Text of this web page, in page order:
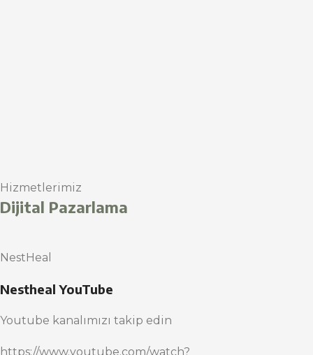
Hizmetlerimiz
Dijital Pazarlama
NestHeal
Nestheal YouTube
Youtube kanalımızı takip edin
https://www.youtube.com/watch?